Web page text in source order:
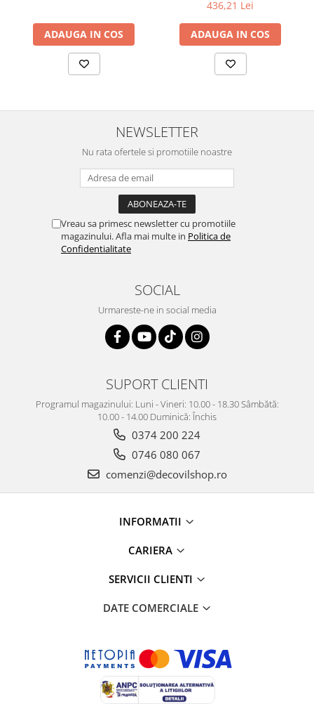
ADAUGA IN COS
436,21 Lei
ADAUGA IN COS
NEWSLETTER
Nu rata ofertele si promotiile noastre
Vreau sa primesc newsletter cu promotiile
magazinului. Afla mai multe in Politica de
Confidentialitate
SOCIAL
Urmareste-ne in social media
SUPORT CLIENTI
Programul magazinului: Luni - Vineri: 10.00 - 18.30 Sâmbătă:
10.00 - 14.00 Duminică: Închis
0374 200 224
0746 080 067
comenzi@decovilshop.ro
INFORMATII
CARIERA
SERVICII CLIENTI
DATE COMERCIALE